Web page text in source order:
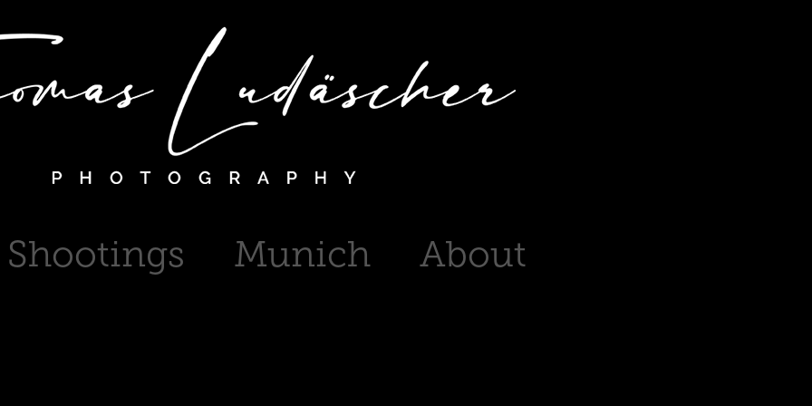
Shootings Munich About